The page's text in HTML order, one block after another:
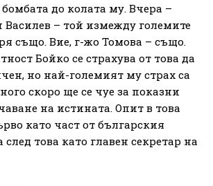
до колата му. Вчера –
Василев – той измежду големите
също. Вие, г-жо Томова – също.
Бойко се страхува от това да
но най-големият му страх са
скоро ще се чуе за показни
на истината. Опит в това
като част от българския
това като главен секретар на